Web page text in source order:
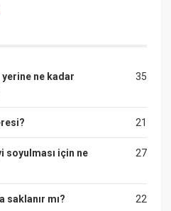
35
ne kadar
21
27
soyulması için ne
22
mı?